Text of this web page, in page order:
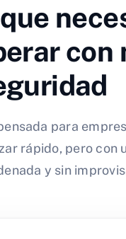
con
para
rápido, pero con
y sin